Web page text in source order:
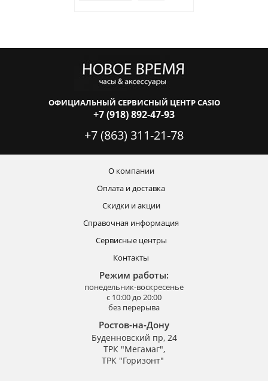
ОФИЦИАЛЬНЫЙ СЕРВИСНЫЙ ЦЕНТР CASIO
+7 (918) 892-47-93
+7 (863) 311-21-78
О компании
Оплата и доставка
Скидки и акции
Справочная информация
Сервисные центры
Контакты
Режим работы:
понедельник-воскресенье
с 10:00 до 20:00
без перерыва
Ростов-на-Дону
Буденновский пр, 24
ТРК "Мегамаг",
ТРК "Горизонт"